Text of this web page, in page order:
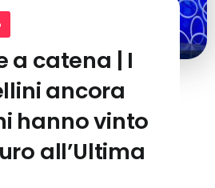
a catena | I
ancora
hanno vinto
all’Ultima